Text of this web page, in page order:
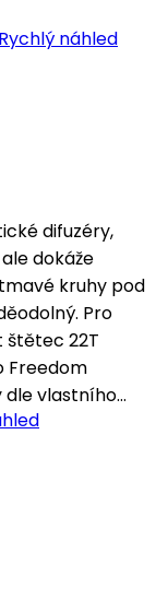
Rychlý náhled
difuzéry,
dokáže
kruhy pod
Pro
štětec 22T
Freedom
vlastního...